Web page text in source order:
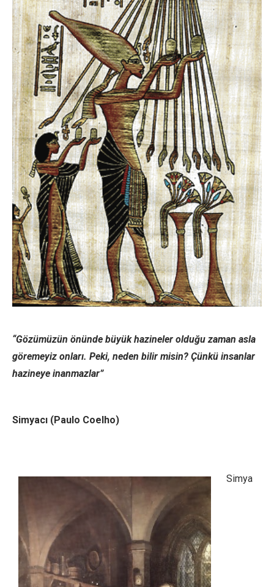
“Gözümüzün önünde büyük hazineler olduğu zaman asla
göremeyiz onları. Peki, neden bilir misin? Çünkü insanlar
hazineye inanmazlar”
Simyacı (Paulo Coelho)
Simya